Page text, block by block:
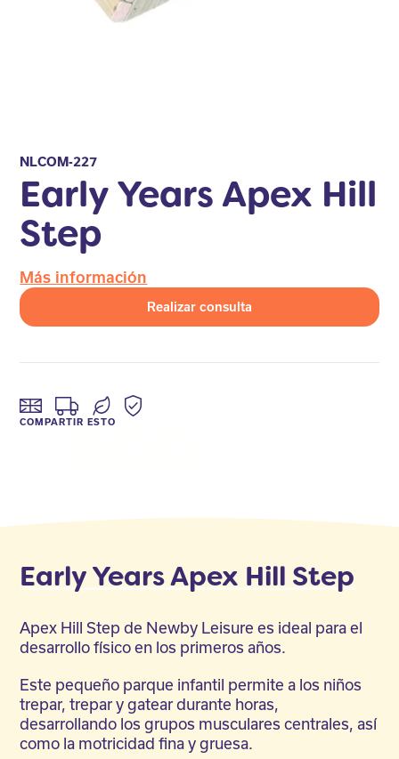
NLCOM-227
Early Years Apex Hill
Step
Más información
Realizar consulta
COMPARTIR ESTO
Early Years Apex Hill Step
Apex Hill Step de Newby Leisure es ideal para el
desarrollo físico en los primeros años.
Este pequeño parque infantil permite a los niños
trepar, trepar y gatear durante horas,
desarrollando los grupos musculares centrales, así
como la motricidad fina y gruesa.